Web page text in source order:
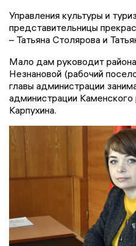
Управления культуры и
представительницы
– Татьяна Столярова и
Мало дам руководит
Незнановой (рабочий
главы администрации
администрации Каменского
Карпухина.